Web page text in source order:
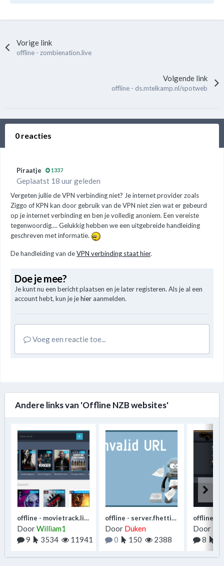
Vorige link
offline - zombienation.live
Volgende link
offline - ds.mtelkamp.nl/spotweb
0 reacties
Piraatje 1337
Geplaatst 18 uur geleden
Vergeten jullie de VPN verbinding niet? Je internet provider zoals
Ziggo of KPN kan door gebruik van de VPN niet zien wat er gebeurd
op je internet verbinding en ben je volledig anoniem. Een vereiste
tegenwoordig.... Gelukkig hebben we een uitgebreide handleiding
geschreven met informatie.
De handleiding van deVPN verbinding staat hier.
Doe je mee?
Je kunt nu een bericht plaatsen en je later registeren. Als je al een
account hebt, kun je jehier aanmelden.
Voeg een reactie toe...
Andere links van 'Offline NZB websites'
offline - movietrack.live
DoorWilliam1
9
3534 11941
offline - server.fhettinga.nl/spotweb
Door Duken
0
150 2388
Door
8